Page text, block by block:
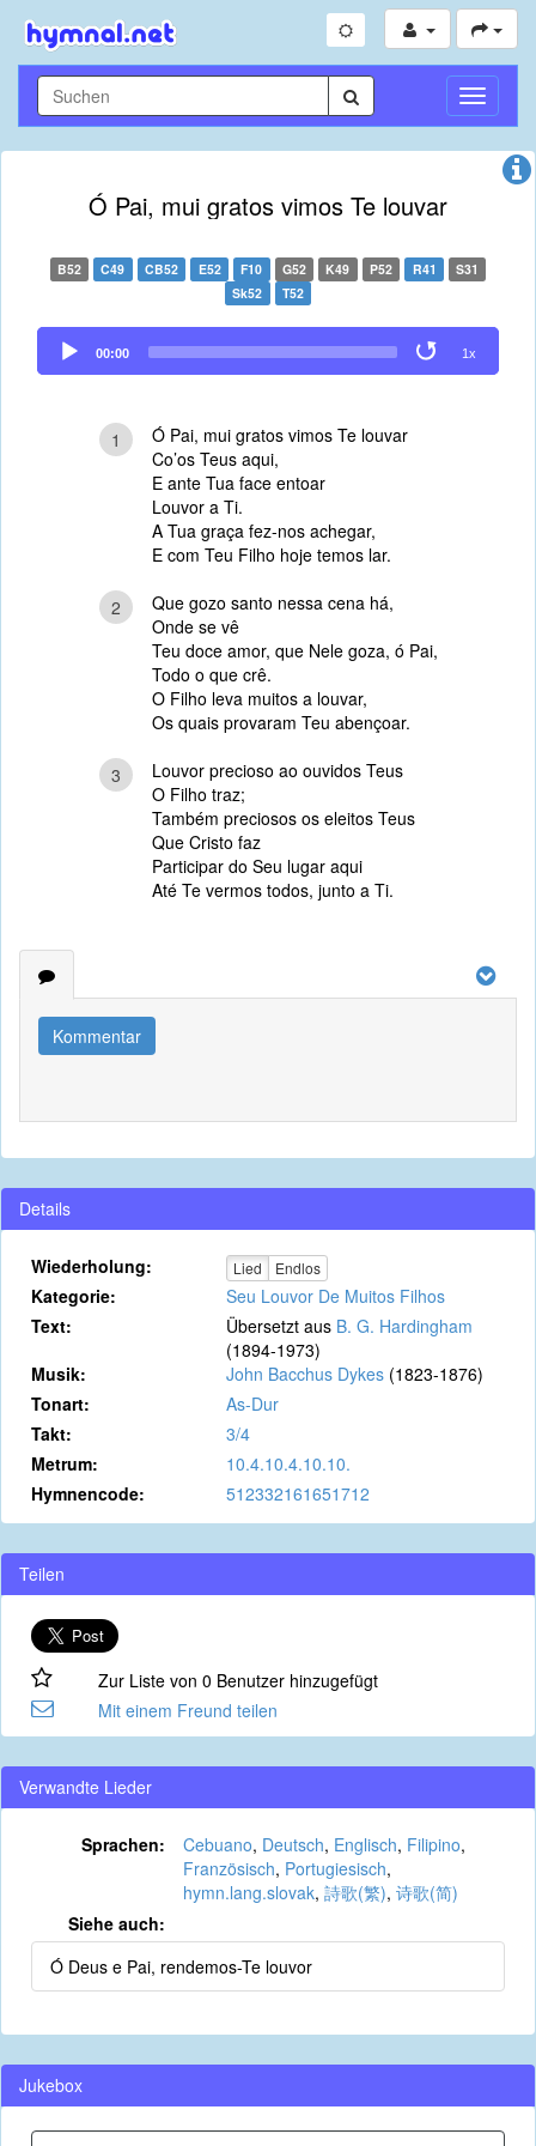
Ó Pai, mui gratos vimos Te louvar
B52 C49 CB52 E52 F10 G52 K49 P52 R41
S31
Sk52
T52
Audio
Player
00:00 1x
1
Ó Pai, mui gratos vimos Te louvar
Co’os Teus aqui,
E ante Tua face entoar
Louvor a Ti.
A Tua graça fez-nos achegar,
E com Teu Filho hoje temos lar.
2
Que gozo santo nessa cena há,
Onde se vê
Teu doce amor, que Nele goza, ó Pai,
Todo o que crê.
O Filho leva muitos a louvar,
Os quais provaram Teu abençoar.
3
Louvor precioso ao ouvidos Teus
O Filho traz;
Também preciosos os eleitos Teus
Que Cristo faz
Participar do Seu lugar aqui
Até Te vermos todos, junto a Ti.
Kommentar
Details
Wiederholung: Lied Endlos
Kategorie:
Seu Louvor De Muitos Filhos
Text:
Übersetzt aus B. G. Hardingham
(1894-1973)
Musik:
John Bacchus Dykes (1823-1876)
Tonart:
As-Dur
Takt:
3/4
Metrum:
10.4.10.4.10.10.
Hymnencode:
512332161651712
Teilen
Zur Liste von 0 Benutzer hinzugefügt
Mit einem Freund teilen
Verwandte Lieder
Sprachen: Cebuano, Deutsch, Englisch, Filipino,
Französisch, Portugiesisch,
hymn.lang.slovak, 詩歌(繁), 诗歌(简)
Siehe auch:
Ó Deus e Pai, rendemos-Te louvor
Jukebox